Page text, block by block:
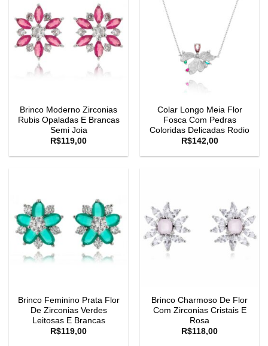
Brinco Moderno Zirconias
Rubis Opaladas E Brancas
Semi Joia
R$119,00
Colar Longo Meia Flor
Fosca Com Pedras
Coloridas Delicadas Rodio
R$142,00
Brinco Feminino Prata Flor
De Zirconias Verdes
Leitosas E Brancas
R$119,00
Brinco Charmoso De Flor
Com Zirconias Cristais E
Rosa
R$118,00